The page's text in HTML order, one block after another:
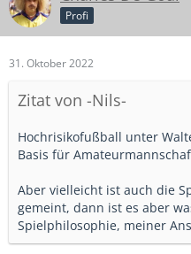
Profi
31. Oktober 2022
Zitat von -Nils-
Hochrisikofußball unter
Basis für
Aber vielleicht ist auch die
gemeint, dann ist es aber
Spielphilosophie, meiner